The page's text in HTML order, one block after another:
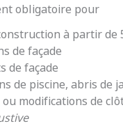
obligatoire pour
à partir de
de façade
de façade
de piscine, abris de
modifications de